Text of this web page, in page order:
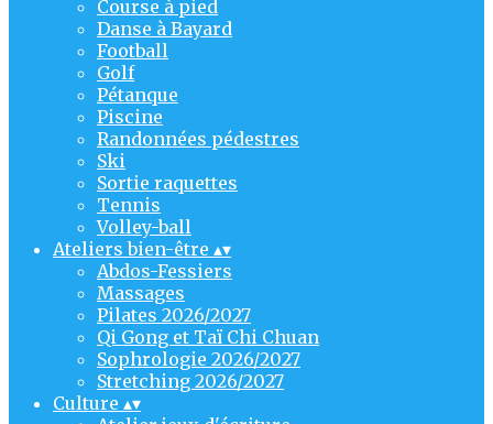
Course à pied
Danse à Bayard
Football
Golf
Pétanque
Piscine
Randonnées pédestres
Ski
Sortie raquettes
Tennis
Volley-ball
Ateliers bien-être ▴▾
Abdos-Fessiers
Massages
Pilates 2026/2027
Qi Gong et Taï Chi Chuan
Sophrologie 2026/2027
Stretching 2026/2027
Culture ▴▾